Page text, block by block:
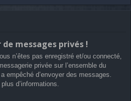
de messages privés !
n’êtes pas enregistré et/ou connecté,
privée sur l’ensemble du
empêché d’envoyer des messages.
d’informations.